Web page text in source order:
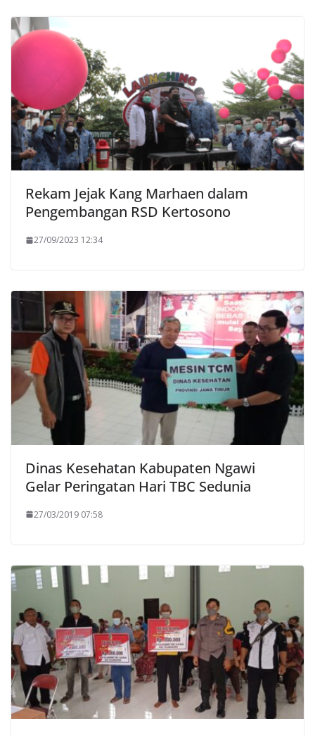
Rekam Jejak Kang Marhaen dalam
Pengembangan RSD Kertosono
27/09/2023 12:34
Dinas Kesehatan Kabupaten Ngawi
Gelar Peringatan Hari TBC Sedunia
27/03/2019 07:58